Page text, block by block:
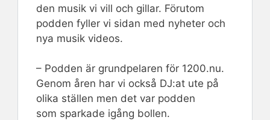
den musik vi vill och gillar. Förutom
podden fyller vi sidan med nyheter och
nya musik videos.
– Podden är grundpelaren för 1200.nu.
Genom åren har vi också DJ:at ute på
olika ställen men det var podden
som sparkade igång bollen.